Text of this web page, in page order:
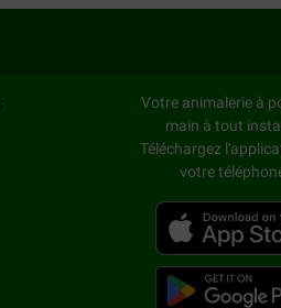
Votre animalerie à
main à tout
Téléchargez
votre